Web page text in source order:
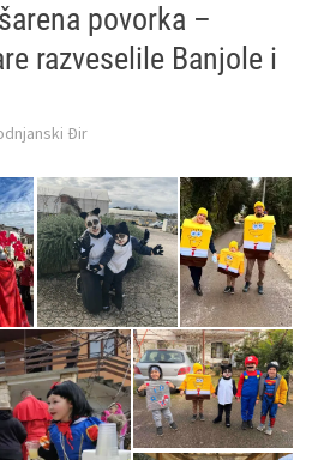
povorka –
razveselile Banjole i
Đir